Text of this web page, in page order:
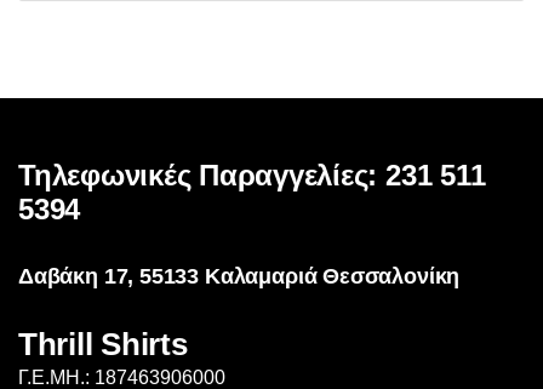
παραλλαγές.
επιλογές
μπορούν
στη
του
προϊόντος
Τηλεφωνικές Παραγγελίες: 231 511
5394
Δαβάκη 17, 55133 Καλαμαριά Θεσσαλονίκη
Thrill Shirts
Γ.Ε.ΜΗ.: 187463906000